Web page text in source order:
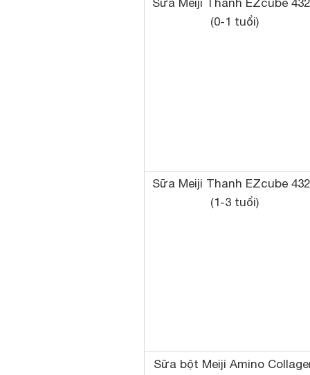
Sữa Meiji Thanh EZcube
(0-1 tuổi)
Sữa Meiji Thanh EZcube
(1-3 tuổi)
Sữa bột Meiji Amino